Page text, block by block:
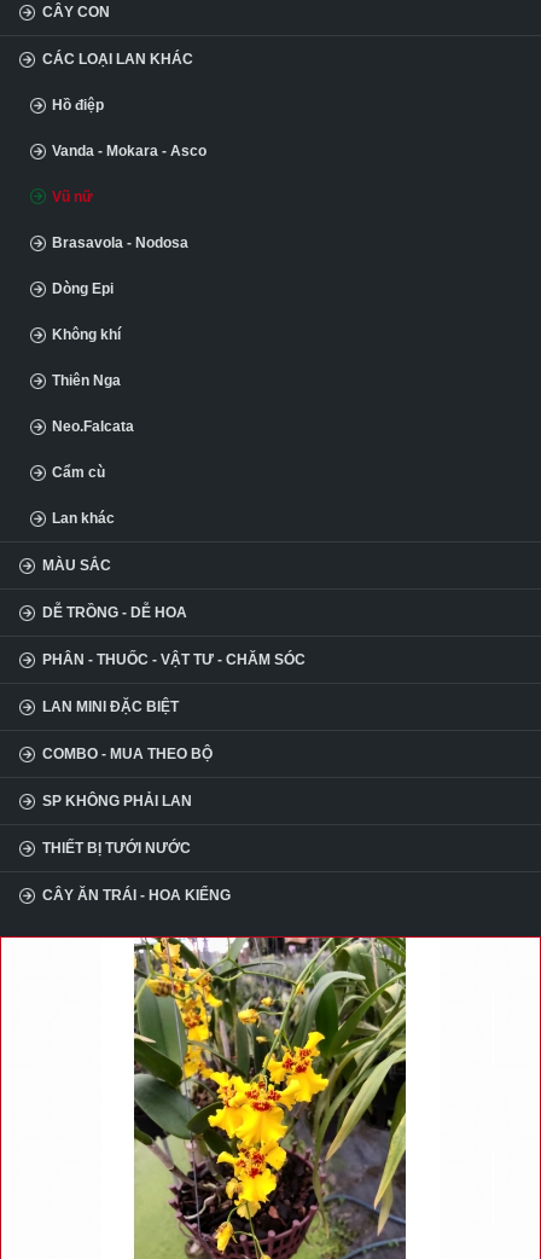
CÂY CON
CÁC LOẠI LAN KHÁC
Hồ điệp
Vanda - Mokara - Asco
Vũ nữ
Brasavola - Nodosa
Dòng Epi
Không khí
Thiên Nga
Neo.Falcata
Cẩm cù
Lan khác
MÀU SẮC
DỄ TRỒNG - DỄ HOA
PHÂN - THUỐC - VẬT TƯ - CHĂM SÓC
LAN MINI ĐẶC BIỆT
COMBO - MUA THEO BỘ
SP KHÔNG PHẢI LAN
THIẾT BỊ TƯỚI NƯỚC
CÂY ĂN TRÁI - HOA KIỂNG